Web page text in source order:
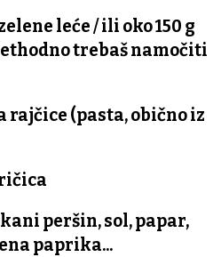
leće / ili oko 150 g
trebaš namočiti
rajčice (pasta, obično iz
peršin, sol, papar,
paprika...